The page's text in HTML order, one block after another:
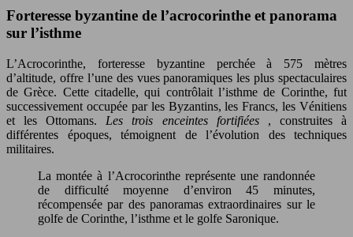
Forteresse byzantine de l’acrocorinthe et panorama
sur l’isthme
L’Acrocorinthe, forteresse byzantine perchée à 575 mètres
d’altitude, offre l’une des vues panoramiques les plus spectaculaires
de Grèce. Cette citadelle, qui contrôlait l’isthme de Corinthe, fut
successivement occupée par les Byzantins, les Francs, les Vénitiens
et les Ottomans. Les trois enceintes fortifiées , construites à
différentes époques, témoignent de l’évolution des techniques
militaires.
La montée à l’Acrocorinthe représente une randonnée
de difficulté moyenne d’environ 45 minutes,
récompensée par des panoramas extraordinaires sur le
golfe de Corinthe, l’isthme et le golfe Saronique.